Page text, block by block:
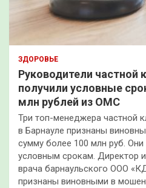
ЗДОРОВЬЕ
Руководители частной
получили условные
млн рублей из ОМС
Три топ-менеджера частной
в Барнауле признаны
сумму более 100 млн руб.
условным срокам. Директор и
врача барнаульского ООО
признаны виновными в